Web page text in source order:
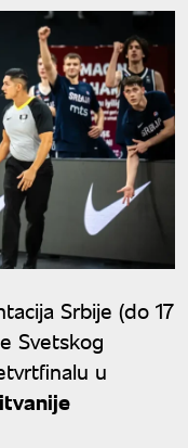
Srbije (do 17
Svetskog
u